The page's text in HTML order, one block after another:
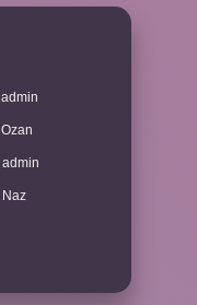
admin
Ozan
admin
Naz